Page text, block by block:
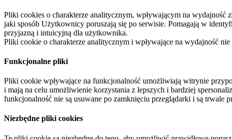
Pliki cookies o charakterze analitycznym, wpływającym na
jaki sposób Użytkownicy poruszają się po serwisie. Pomagają w
przyjazną i intuicyjną dla użytkownika.
Pliki cookie o charakterze analitycznym i wpływające na wydajność
Funkcjonalne pliki
Pliki cookie wpływające na funkcjonalność umożliwiają witrynie
i mają na celu umożliwienie korzystania z lepszych i bardziej
funkcjonalność nie są usuwane po zamknięciu przeglądarki i są trwale
Niezbędne pliki cookies